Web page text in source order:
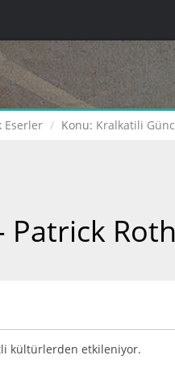
Eserler Konu: Kralkatili
Patrick
kültürlerden etkileniyor.